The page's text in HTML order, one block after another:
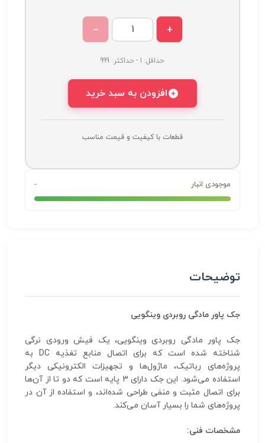
+
−
حداقل: 1 - حداکثر: 999
افزودن به سبد خرید
قطعات با کیفیت و قیمت مناسب
موجودی انبار -
توضیحات
جک پاور مادگی روبردی وینگویی
جک پاور مادگی روبردی وینگویی، یک فیش ورودی نرگی
شناخته شده است که برای اتصال منابع تغذیه DC به
پروژه‌های رباتیک، ماژول‌ها و تجهیزات الکترونیکی دیگر
استفاده می‌شود. این جک دارای 3 پایه است که دو تا از آن‌ها
برای اتصال مثبت و منفی طراحی شده‌اند، و استفاده از آن در
پروژه‌های شما را بسیار آسان می‌کند.
مشخصات فنی: